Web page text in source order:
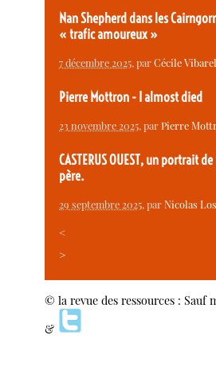
Nan Shepherd dans les
« trafic amoureux »
7 décembre 2025, parCécile Vibarel
Pierre Mottron - I almost died
23 novembre 2025, parPierre
CASTERUS OUEST, un portrait
père.
29 septembre 2025, parNicolas
<
>
© la revue des ressources : Sauf
&